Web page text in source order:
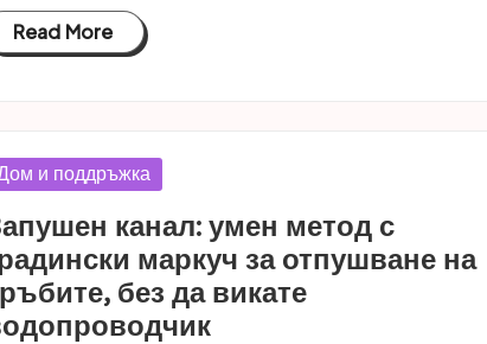
Read More
и поддръжка
канал: умен метод с
маркуч за отпушване на
без да викате